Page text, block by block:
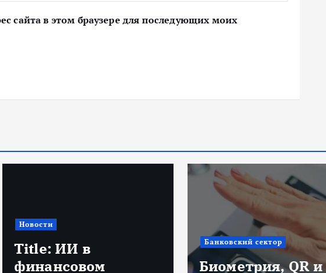
сайта в этом браузере для последующих моих
Новости
Title: ИИ в
финансовом
Банковский сектор
Биометрия, QR и